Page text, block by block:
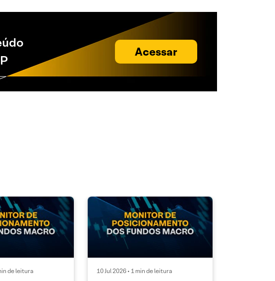
Acessar
de leitura 10 Jul 2026 • 1 min de leitura